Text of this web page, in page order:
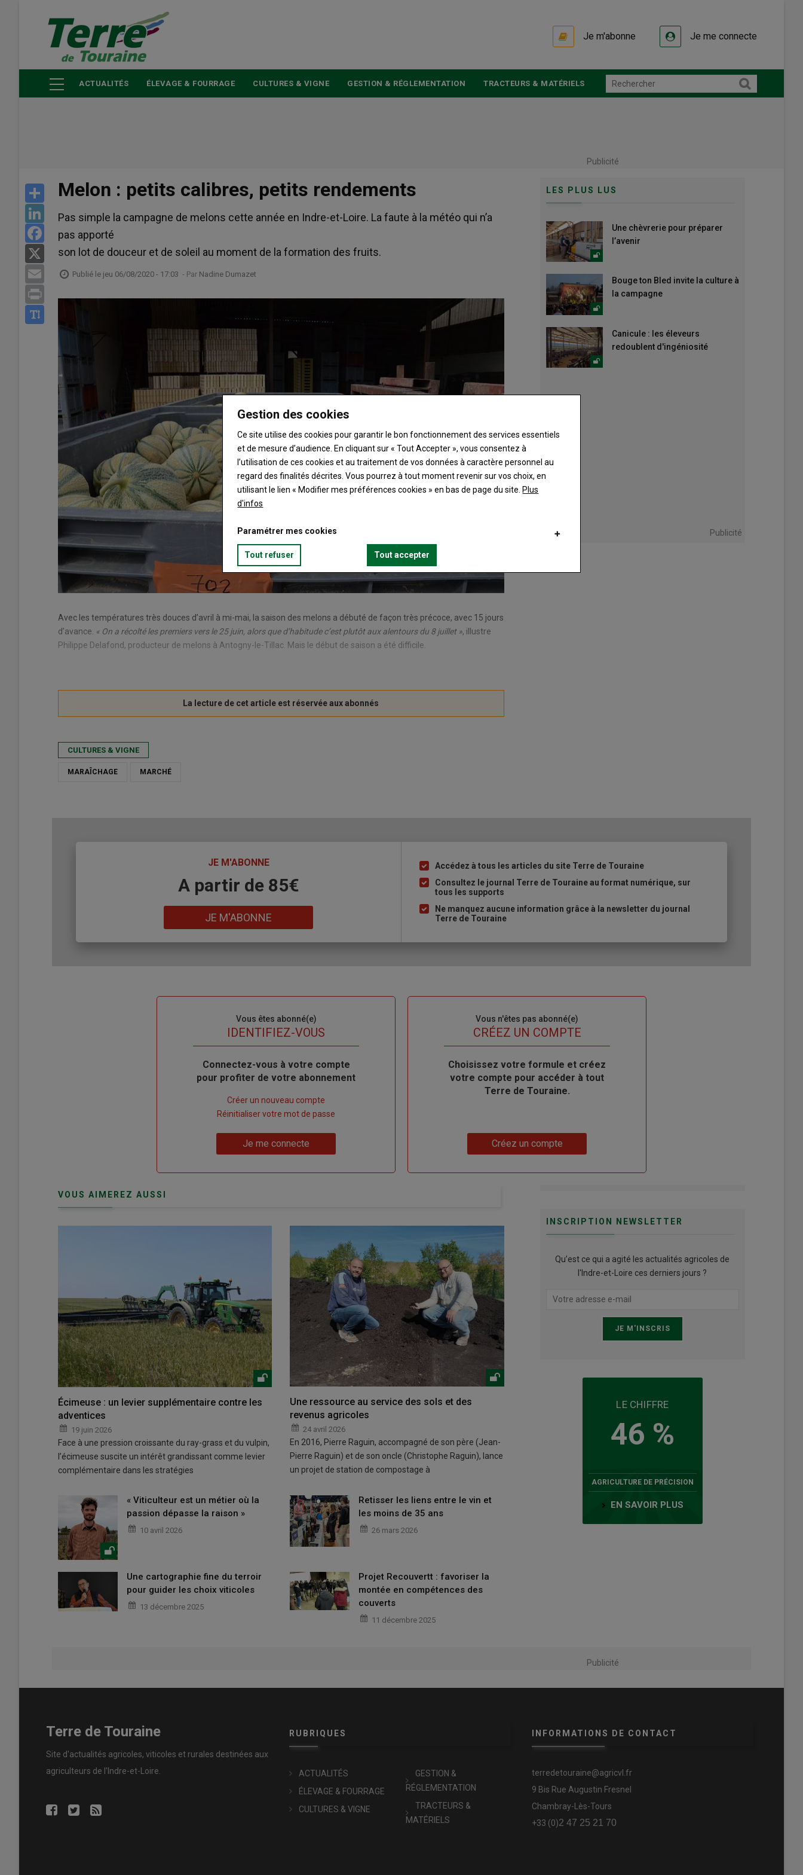
principal
Je m'abonne Je me connecte
ACTUALITÉS ÉLEVAGE & FOURRAGE CULTURES & VIGNE GESTION & RÉGLEMENTATION TRACTEURS & MATÉRIELS
Publicité
Share
LinkedIn
Facebook
Email
Melon : petits calibres, petits rendements
Pas simple la campagne de melons cette année en Indre-et-Loire. La faute à la météo qui n’a
pas apporté
son lot de douceur et de soleil au moment de la formation des fruits.
Publié le jeu 06/08/2020 - 17:03 - Par Nadine Dumazet
Avec les températures très douces d’avril à mi-mai, la saison des melons a débuté de façon très précoce, avec 15 jours
d’avance. « On a récolté les premiers vers le 25 juin, alors que d’habitude c’est plutôt aux alentours du 8 juillet », illustre
Philippe Delafond, producteur de melons à Antogny-le-Tillac. Mais le début de saison a été difficile.
CULTURES & VIGNE
MARAÎCHAGE MARCHÉ
LES PLUS LUS
Une chèvrerie pour préparer
l’avenir
Bouge ton Bled invite la culture à
la campagne
Canicule : les éleveurs
redoublent d'ingéniosité
Publicité
JE M'ABONNE
A partir de 85€
JE M'ABONNE
Liste
à
puce
Accédez à tous les articles du site Terre de Touraine
Consultez le journal Terre de Touraine au format numérique, sur
tous les supports
Ne manquez aucune information grâce à la newsletter du journal
Terre de Touraine
Vous êtes abonné(e)
IDENTIFIEZ-VOUS
Body
Connectez-vous à votre compte
pour profiter de votre abonnement
compte"
Créer un nouveau compte
Réinitialiser votre mot de passe
Je me connecte
Vous n'êtes pas abonné(e)
TITRECRÉEZ UN COMPTE
Body
Choisissez votre formule et créez
votre compte pour accéder à tout
Terre de Touraine.
Créez un compte
VOUS AIMEREZ AUSSI
Écimeuse : un levier supplémentaire contre les
adventices
19 juin 2026
Face à une pression croissante du ray-grass et du vulpin,
l’écimeuse suscite un intérêt grandissant comme levier
complémentaire dans les stratégies
Une ressource au service des sols et des
revenus agricoles
24 avril 2026
En 2016, Pierre Raguin, accompagné de son père (Jean-
Pierre Raguin) et de son oncle (Christophe Raguin), lance
un projet de station de compostage à
« Viticulteur est un métier où la
passion dépasse la raison »
10 avril 2026
Retisser les liens entre le vin et
les moins de 35 ans
26 mars 2026
Une cartographie fine du terroir
pour guider les choix viticoles
13 décembre 2025
Projet Recouvertt : favoriser la
montée en compétences des
couverts
11 décembre 2025
INSCRIPTION NEWSLETTER
Qu’est ce qui a agité les actualités agricoles de
l'Indre-et-Loire ces derniers jours ?
LE CHIFFRE
46 %
AGRICULTURE DE PRÉCISION
EN SAVOIR PLUS
Publicité
Terre de Touraine
Site d'actualités agricoles, viticoles et rurales destinées aux
agriculteurs de l'Indre-et-Loire.
RUBRIQUES
ACTUALITÉS
ÉLEVAGE & FOURRAGE
CULTURES & VIGNE
GESTION &
RÉGLEMENTATION
TRACTEURS &
MATÉRIELS
INFORMATIONS DE CONTACT
terredetouraine@agricvl.fr
9 Bis Rue Augustin Fresnel
Chambray-Lès-Tours
+33 (0)2 47 25 21 70
Gestion des cookies
Ce site utilise des cookies pour garantir le bon fonctionnement des services essentiels
et de mesure d’audience. En cliquant sur « Tout Accepter », vous consentez à
l’utilisation de ces cookies et au traitement de vos données à caractère personnel au
regard des finalités décrites. Vous pourrez à tout moment revenir sur vos choix, en
utilisant le lien « Modifier mes préférences cookies » en bas de page du site. Plus
d'infos
Paramétrer mes cookies
Tout refuser Tout accepter